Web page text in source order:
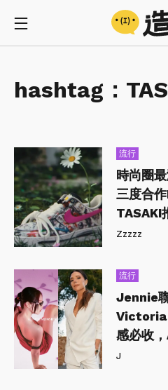
hashtag：
流行
時尚圈
三度合
TASAKI
連無印
Zzzzz
流行
Jennie
Victoria
感必收
鞋？
J